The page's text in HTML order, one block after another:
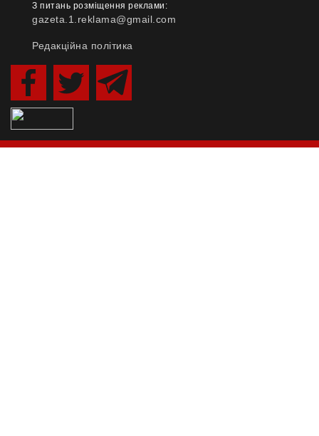
З питань розміщення реклами:
gazeta.1.reklama@gmail.com
Редакційна політика